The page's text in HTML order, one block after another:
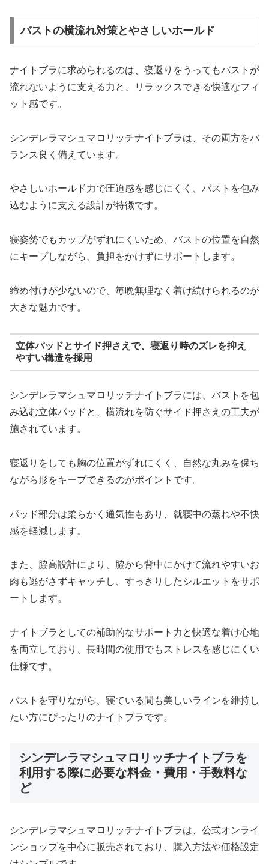
バストの横流れ対策とやさしいホールド
ナイトブラに求められるのは、寝返りをうってもバストが
流れないように支える力と、リラックスできる快適なフィ
ット感です。
シンデレラマシュマロリッチナイトブラは、その両方をバ
ランス良く備えています。
やさしいホールド力で圧迫感を感じにくく、バストを包み
込むように支える設計が特徴です。
寝姿勢でもカップがずれにくいため、バストの位置を自然
にキープしながら、負担をかけずにサポートします。
締め付けが少ないので、毎晩無理なく着け続けられるのが
大きな魅力です。
立体パッドとサイド押さえで、寝返り時のズレを抑え
やすい構造を採用
シンデレラマシュマロリッチナイトブラには、バストを包
み込む立体パッドと、横流れを防ぐサイド押さえの工夫が
施されています。
寝返りをしても胸の位置がずれにくく、自然な丸みを保ち
ながら形をキープできるのがポイントです。
パッド部分は柔らかく通気性もあり、就寝中の蒸れや不快
感を軽減します。
また、脇高設計により、脇から背中にかけて流れやすいお
肉も逃がさずキャッチし、すっきりしたシルエットをサポ
ートします。
ナイトブラとしての補助的なサポート力と快適な着け心地
を両立しており、長時間の使用でもストレスを感じにくい
仕様です。
バストを守りながら、寝ている間も美しいラインを維持し
たい方にぴったりのナイトブラです。
シンデレラマシュマロリッチナイトブラを
利用する際に必要な料金・費用・手数料な
ど
シンデレラマシュマロリッチナイトブラは、公式オンライ
ンショップを中心に販売されており、購入方法や価格設定